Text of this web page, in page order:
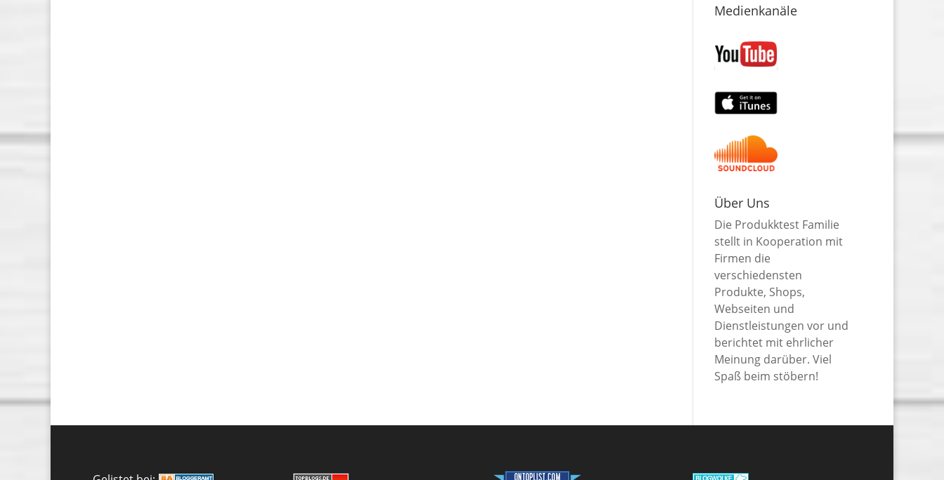
Medienkanäle
Über Uns
Die Produkktest Familie
stellt in Kooperation mit
Firmen die
verschiedensten
Produkte, Shops,
Webseiten und
Dienstleistungen vor und
berichtet mit ehrlicher
Meinung darüber. Viel
Spaß beim stöbern!